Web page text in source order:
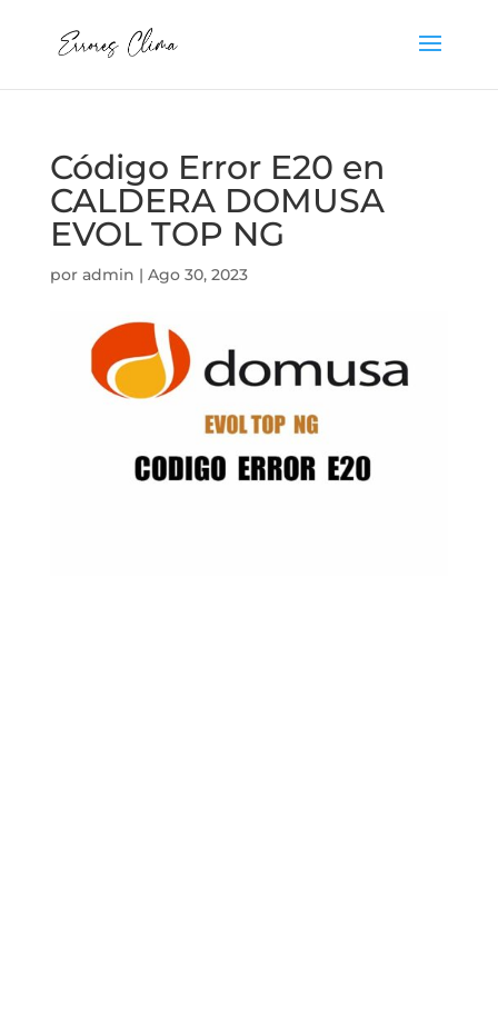
Código Error E20 en
CALDERA DOMUSA
EVOL TOP NG
por admin | Ago 30, 2023